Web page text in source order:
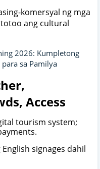
komersyal ng mga
ang cultural
2026: Kumpletong
sa Pamilya
Access
tourism system;
signages dahil